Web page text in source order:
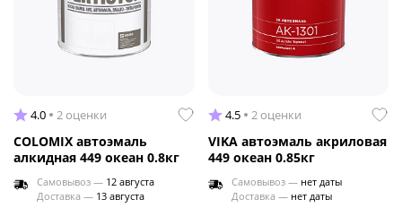
4.0 2 оценки
COLOMIX автоэмаль
алкидная 449 океан 0.8кг
Самовывоз — 12 августа
Доставка — 13 августа
4.5 2 оценки
VIKA автоэмаль акриловая
449 океан 0.85кг
Самовывоз — нет даты
Доставка — нет даты